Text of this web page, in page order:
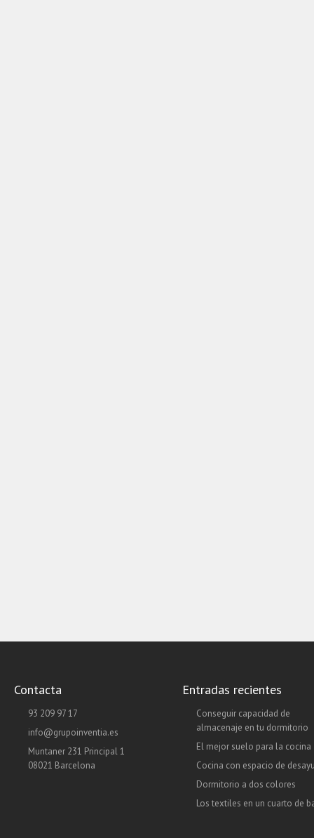
Contacta
93 209 97 17
info@grupoinventia.es
Muntaner 231 Principal 1
08021 Barcelona
Entradas recientes
Conseguir capacidad de
almacenaje en tu dormitorio
El mejor suelo para la cocina
Cocina con espacio de
Dormitorio a dos colores
Los textiles en un cuarto de